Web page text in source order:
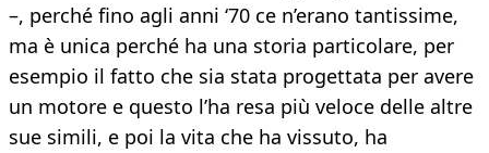
–, perché fino agli anni ‘70 ce n’erano tantissime,
ma è unica perché ha una storia particolare, per
esempio il fatto che sia stata progettata per avere
un motore e questo l’ha resa più veloce delle altre
sue simili, e poi la vita che ha vissuto, ha